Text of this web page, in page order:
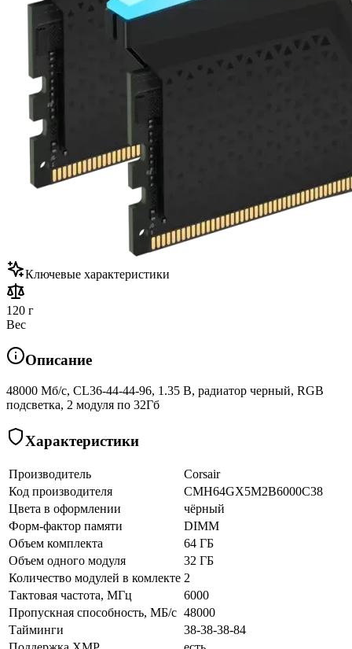
Ключевые характеристики
120 г
Вес
Описание
48000 Мб/с, CL36-44-44-96, 1.35 В, радиатор черный, RGB
подсветка, 2 модуля по 32Гб
Характеристики
Производитель
Corsair
Код производителя
CMH64GX5M2B6000C38
Цвета в оформлении
чёрный
Форм-фактор памяти
DIMM
Объем комплекта
64 ГБ
Объем одного модуля
32 ГБ
Количество модулей в комлекте 2
Тактовая частота, МГц
6000
Пропускная способность, МБ/с 48000
Тайминги
38-38-38-84